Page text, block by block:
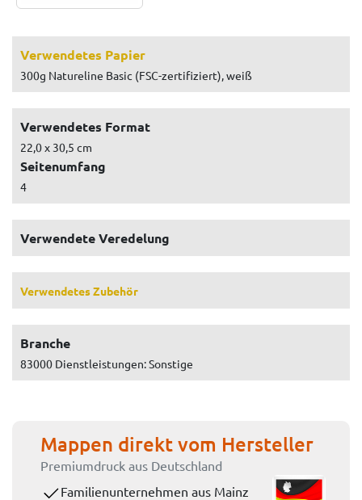
Verwendetes Papier
300g Natureline Basic (FSC-zertifiziert), weiß
Verwendetes Format
22,0 x 30,5 cm
Seitenumfang
4
Verwendete Veredelung
Verwendetes Zubehör
Branche
83000 Dienstleistungen: Sonstige
Mappen direkt vom Hersteller
Premiumdruck aus Deutschland
Familienunternehmen aus Mainz